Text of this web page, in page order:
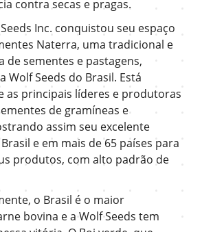
contra secas e pragas.
Inc. conquistou seu espaço
Naterra, uma tradicional e
de sementes e pastagens,
Wolf Seeds do Brasil. Está
as principais líderes e produtoras
de gramíneas e
assim seu excelente
e em mais de 65 países para
produtos, com alto padrão de
o Brasil é o maior
bovina e a Wolf Seeds tem